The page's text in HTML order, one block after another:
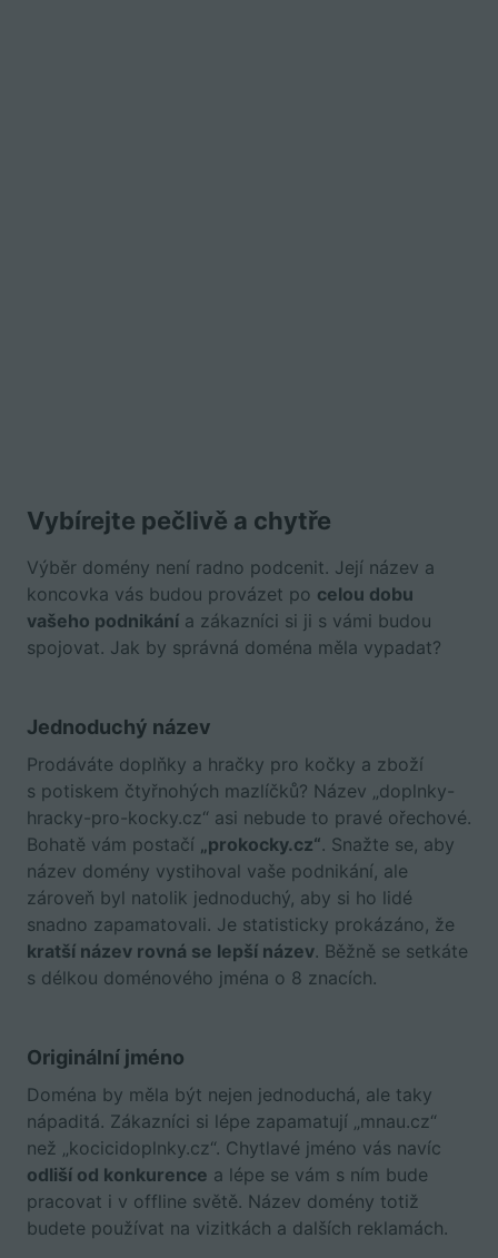
Vybírejte pečlivě a chytře
Výběr domény není radno podcenit. Její název a
koncovka vás budou provázet po celou dobu
vašeho podnikání a zákazníci si ji s vámi budou
spojovat. Jak by správná doména měla vypadat?
Jednoduchý název
Prodáváte doplňky a hračky pro kočky a zboží
s potiskem čtyřnohých mazlíčků? Název „doplnky-
hracky-pro-kocky.cz“ asi nebude to pravé ořechové.
Bohatě vám postačí „prokocky.cz“. Snažte se, aby
název domény vystihoval vaše podnikání, ale
zároveň byl natolik jednoduchý, aby si ho lidé
snadno zapamatovali. Je statisticky prokázáno, že
kratší název rovná se lepší název. Běžně se setkáte
s délkou doménového jména o 8 znacích.
Originální jméno
Doména by měla být nejen jednoduchá, ale taky
nápaditá. Zákazníci si lépe zapamatují „mnau.cz“
než „kocicidoplnky.cz“. Chytlavé jméno vás navíc
odliší od konkurence a lépe se vám s ním bude
pracovat i v offline světě. Název domény totiž
budete používat na vizitkách a dalších reklamách.